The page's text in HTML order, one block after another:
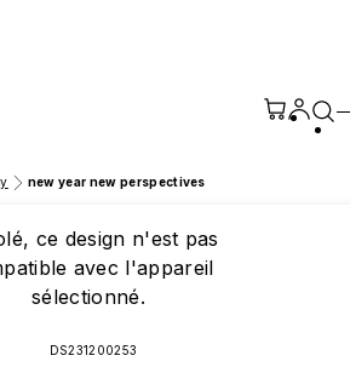
new year new perspectives
ce design n'est pas
avec l'appareil
sélectionné.
DS231200253